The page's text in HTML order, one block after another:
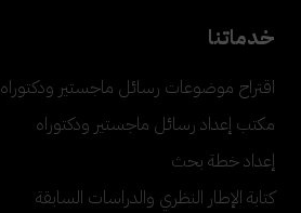
خدماتنا
اقتراح موضوعات رسائل ماجستير ودكتوراه
مكتب إعداد رسائل ماجستير ودكتوراه
إعداد خطة بحث
كتابة الإطار النظري والدراسات السابقة